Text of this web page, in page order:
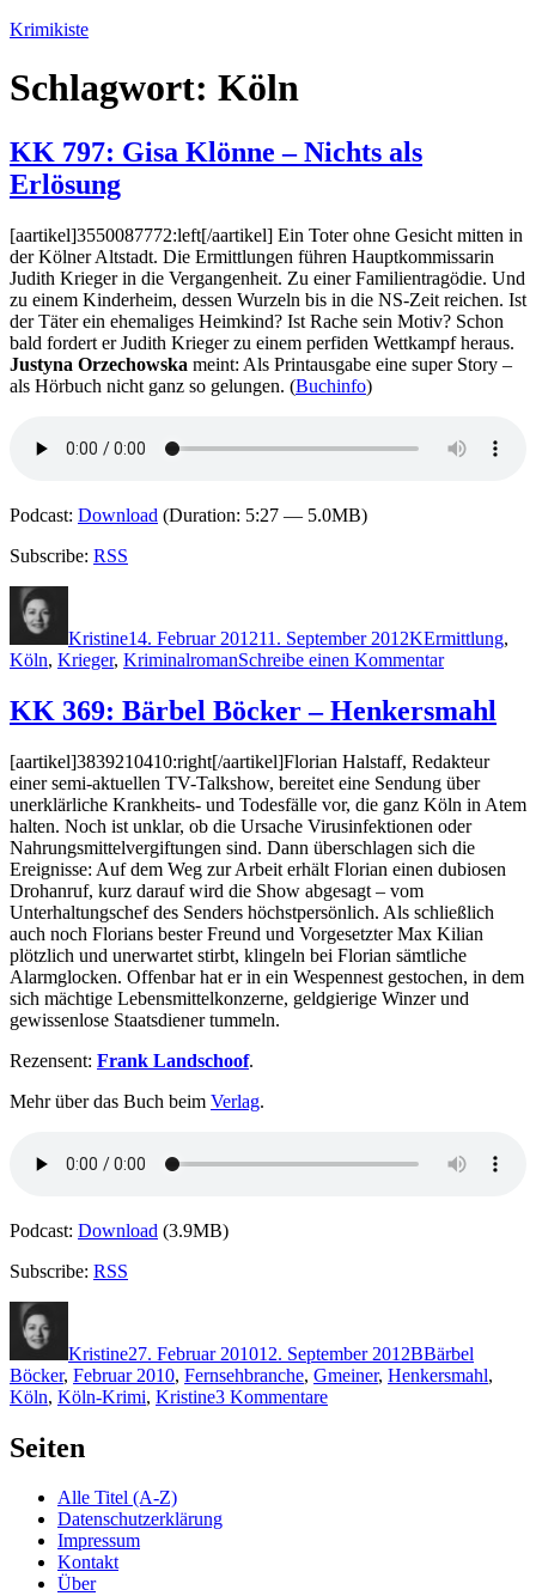
Zum
springen
Krimikiste
Schlagwort: Köln
KK 797: Gisa Klönne – Nichts als
Erlösung
[aartikel]3550087772:left[/aartikel] Ein Toter ohne Gesicht mitten in
der Kölner Altstadt. Die Ermittlungen führen Hauptkommissarin
Judith Krieger in die Vergangenheit. Zu einer Familientragödie. Und
zu einem Kinderheim, dessen Wurzeln bis in die NS-Zeit reichen. Ist
der Täter ein ehemaliges Heimkind? Ist Rache sein Motiv? Schon
bald fordert er Judith Krieger zu einem perfiden Wettkampf heraus.
Justyna Orzechowska meint: Als Printausgabe eine super Story –
als Hörbuch nicht ganz so gelungen. (Buchinfo)
Podcast: Download (Duration: 5:27 — 5.0MB)
Subscribe: RSS
Kristine14. Februar 201211. September 2012KErmittlung,
Köln, Krieger, KriminalromanSchreibe einen Kommentarzu
797:
Gisa
–
Nichts
als
Erlösung
KK 369: Bärbel Böcker – Henkersmahl
[aartikel]3839210410:right[/aartikel]Florian Halstaff, Redakteur
einer semi-aktuellen TV-Talkshow, bereitet eine Sendung über
unerklärliche Krankheits- und Todesfälle vor, die ganz Köln in Atem
halten. Noch ist unklar, ob die Ursache Virusinfektionen oder
Nahrungsmittelvergiftungen sind. Dann überschlagen sich die
Ereignisse: Auf dem Weg zur Arbeit erhält Florian einen dubiosen
Drohanruf, kurz darauf wird die Show abgesagt – vom
Unterhaltungschef des Senders höchstpersönlich. Als schließlich
auch noch Florians bester Freund und Vorgesetzter Max Kilian
plötzlich und unerwartet stirbt, klingeln bei Florian sämtliche
Alarmglocken. Offenbar hat er in ein Wespennest gestochen, in dem
sich mächtige Lebensmittelkonzerne, geldgierige Winzer und
gewissenlose Staatsdiener tummeln.
Rezensent: Frank Landschoof.
Mehr über das Buch beim Verlag.
Podcast: Download (3.9MB)
Subscribe: RSS
Kristine27. Februar 201012. September 2012BBärbel
Böcker, Februar 2010, Fernsehbranche, Gmeiner, Henkersmahl,
Köln, Köln-Krimi, Kristine3 Kommentarezu
Seiten
Alle Titel (A-Z)
Datenschutzerklärung
Impressum
Kontakt
Über